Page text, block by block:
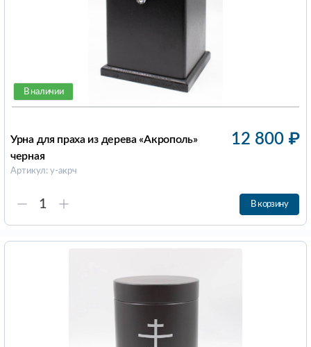
В наличии
Урна для праха из дерева «Акрополь»
черная
Артикул: у-акрч
12 800 ₽
В корзину